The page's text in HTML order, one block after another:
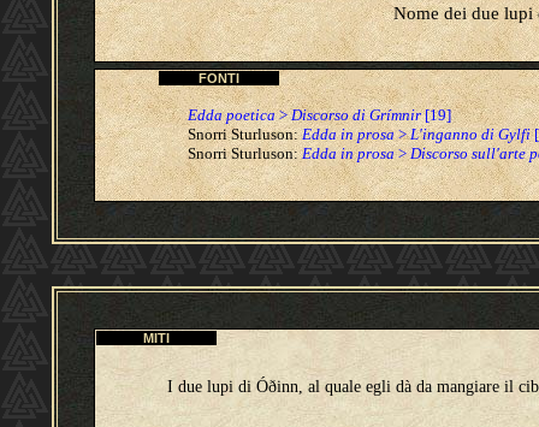
Nome dei due
FONTI
Edda poetica>Discorso di Grímnir[19]
Snorri Sturluson:Edda in prosa>L'inganno di Gylfi
Snorri Sturluson:Edda in prosa>Discorso sull'arte
MITI
I due lupi di Óðinn, al quale egli dà da mangiare il